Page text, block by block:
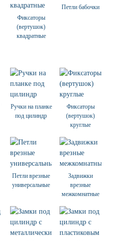
Фиксаторы
(вертушок)
квадратные
Петли бабочки
Ручки на планке
под цилиндр
Фиксаторы
(вертушок)
круглые
Петли врезные
универсальные
Задвижки
врезные
межкомнатные